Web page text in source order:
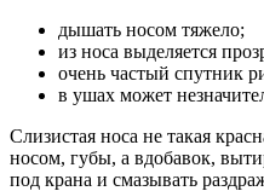
дышать носом тяжело;
из носа выделяется
очень частый спутник
в ушах может
Слизистая носа не такая
носом, губы, а вдобавок,
под крана и смазывать